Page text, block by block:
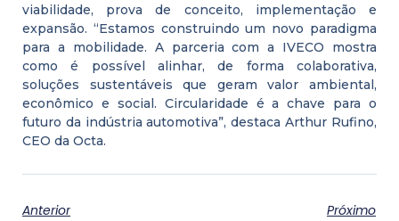
viabilidade, prova de conceito, implementação e
expansão. “Estamos construindo um novo paradigma
para a mobilidade. A parceria com a IVECO mostra
como é possível alinhar, de forma colaborativa,
soluções sustentáveis que geram valor ambiental,
econômico e social. Circularidade é a chave para o
futuro da indústria automotiva”, destaca Arthur Rufino,
CEO da Octa.
Anterior Próximo